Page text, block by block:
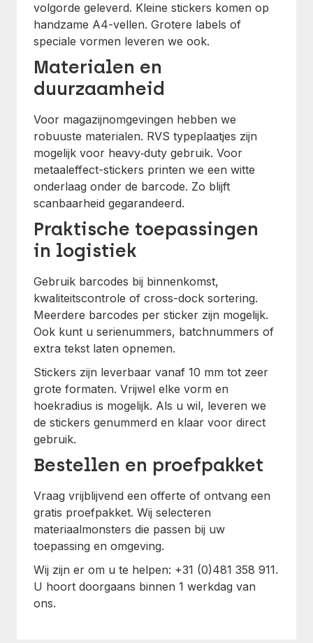
volgorde geleverd. Kleine stickers komen op
handzame A4-vellen. Grotere labels of
speciale vormen leveren we ook.
Materialen en
duurzaamheid
Voor magazijnomgevingen hebben we
robuuste materialen. RVS typeplaatjes zijn
mogelijk voor heavy‑duty gebruik. Voor
metaaleffect-stickers printen we een witte
onderlaag onder de barcode. Zo blijft
scanbaarheid gegarandeerd.
Praktische toepassingen
in logistiek
Gebruik barcodes bij binnenkomst,
kwaliteitscontrole of cross-dock sortering.
Meerdere barcodes per sticker zijn mogelijk.
Ook kunt u serienummers, batchnummers of
extra tekst laten opnemen.
Stickers zijn leverbaar vanaf 10 mm tot zeer
grote formaten. Vrijwel elke vorm en
hoekradius is mogelijk. Als u wil, leveren we
de stickers genummerd en klaar voor direct
gebruik.
Bestellen en proefpakket
Vraag vrijblijvend een offerte of ontvang een
gratis proefpakket. Wij selecteren
materiaalmonsters die passen bij uw
toepassing en omgeving.
Wij zijn er om u te helpen: +31 (0)481 358 911.
U hoort doorgaans binnen 1 werkdag van
ons.